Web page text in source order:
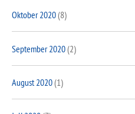
Oktober 2020(8)
September 2020(2)
August 2020(1)